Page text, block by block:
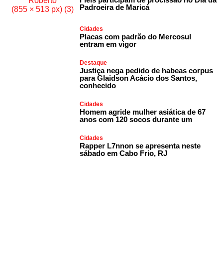
Padroeira de Maricá
Cidades
Placas com padrão do Mercosul
entram em vigor
Destaque
Justiça nega pedido de habeas corpus
para Glaidson Acácio dos Santos,
conhecido
Cidades
Homem agride mulher asiática de 67
anos com 120 socos durante um
Cidades
Rapper L7nnon se apresenta neste
sábado em Cabo Frio, RJ